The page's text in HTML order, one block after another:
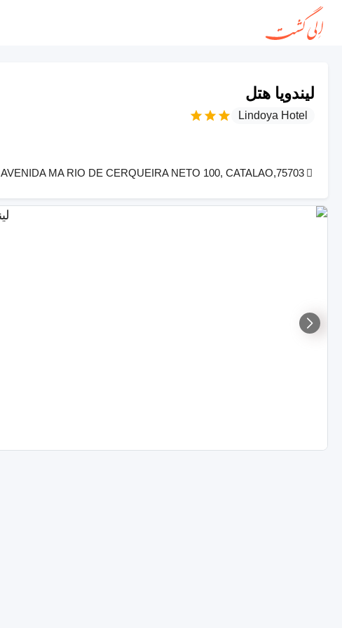
لیندویا هتل
Lindoya Hotel
AVENIDA MA RIO DE CERQUEIRA NETO 100, CATALAO,75703